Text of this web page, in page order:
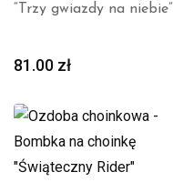
“Trzy gwiazdy na niebie”
81.00 zł